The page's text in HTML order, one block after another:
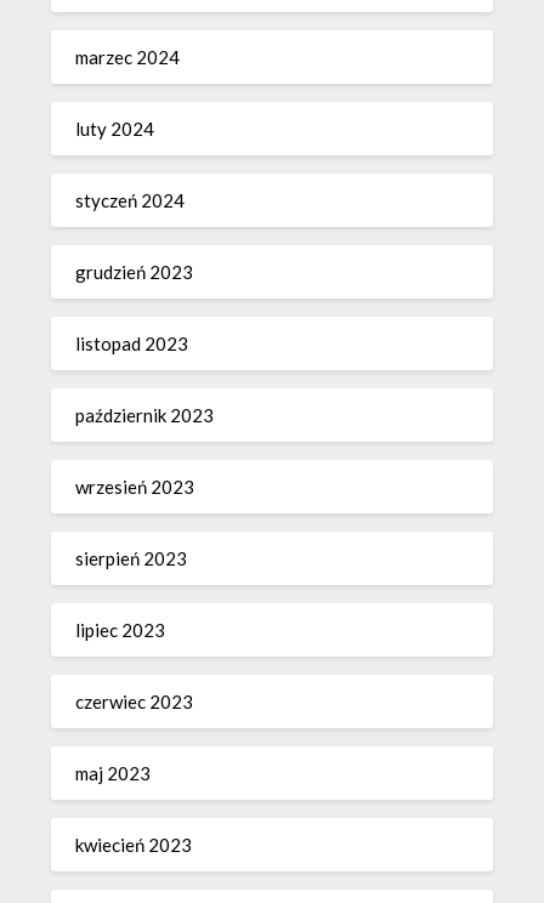
marzec 2024
luty 2024
styczeń 2024
grudzień 2023
listopad 2023
październik 2023
wrzesień 2023
sierpień 2023
lipiec 2023
czerwiec 2023
maj 2023
kwiecień 2023